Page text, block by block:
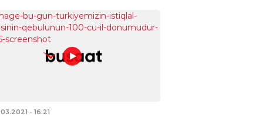
donuzlarla bağlı
keçiriləcək
- 16:21